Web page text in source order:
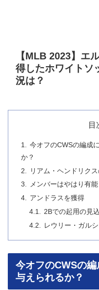
【MLB 2023】エ
得したホワイトソ
況は？
目
今オフのCWSの編成
か？
リアム・ヘンドリク
メンバーはやはり有能
アンドラスを獲得
2Bでの起用の見
レウリー・ガル
今オフのCWSの
与えられるか？